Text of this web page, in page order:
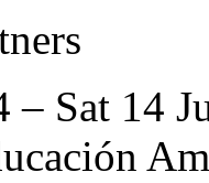
– Sat 14